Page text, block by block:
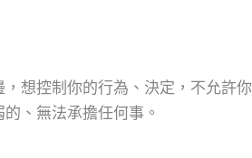
想控制你的行為、決定，不允許
、無法承擔任何事。